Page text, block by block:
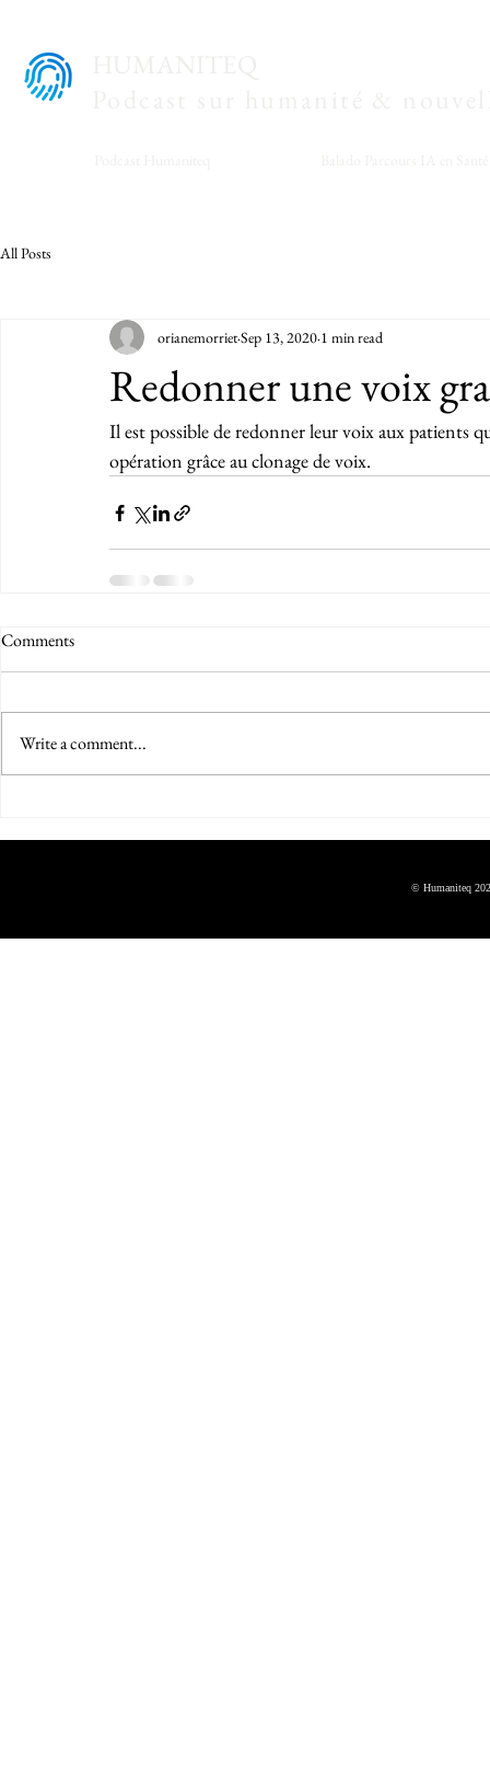
All Posts
Redonner une voix
orianemorrietSep 13, 2020 1 min read
Il est possible de redonner leur voix aux patients
opération grâce au clonage de voix.
Comments
Write a comment...
© Humaniteq